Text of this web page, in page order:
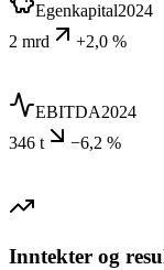
Egenkapital2024
2 mrd
+2,0 %
EBITDA2024
346 t
−6,2 %
Inntekter og